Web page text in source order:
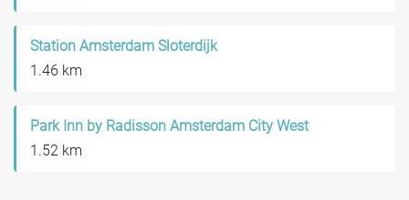
Station Amsterdam Sloterdijk
1.46 km
Park Inn by Radisson Amsterdam City West
1.52 km